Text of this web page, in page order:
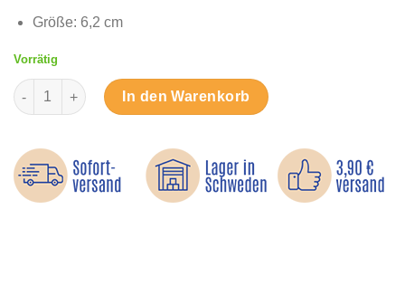
Größe: 6,2 cm
Vorrätig
Smiley Crazy - Bügelbild Menge
In den Warenkorb